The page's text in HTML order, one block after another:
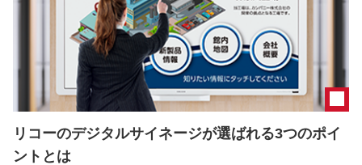
リコーのデジタルサイネージが選ばれる3つのポイ
ントとは